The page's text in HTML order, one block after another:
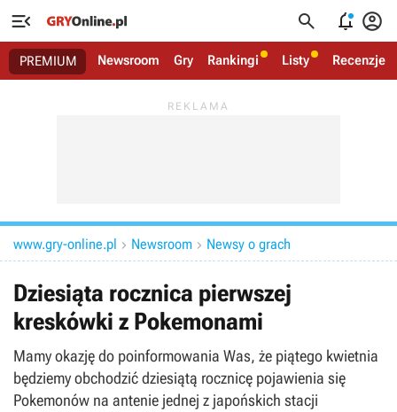
   
PREMIUM Newsroom Gry Rankingi Listy Recenzje
www.gry-online.pl  Newsroom  Newsy o grach
Dziesiąta rocznica pierwszej
kreskówki z Pokemonami
Mamy okazję do poinformowania Was, że piątego kwietnia
będziemy obchodzić dziesiątą rocznicę pojawienia się
Pokemonów na antenie jednej z japońskich stacji